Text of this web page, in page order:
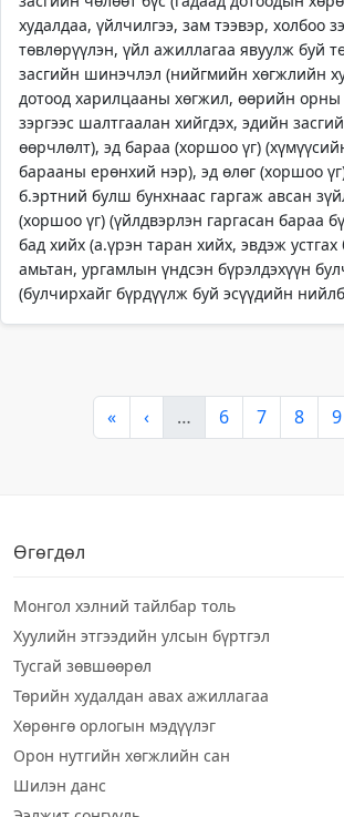
худалдаа, үйлчилгээ, зам тээвэр, холбоо
төвлөрүүлэн, үйл ажиллагаа явуулж буй
засгийн шинэчлэл (нийгмийн хөгжлийн
дотоод харилцааны хөгжил, өөрийн орны
зэргээс шалтгаалан хийгдэх, эдийн
өөрчлөлт), эд бараа (хоршоо үг)
барааны ерөнхий нэр), эд өлөг (хоршоо
б.эртний булш бунхнаас гаргаж авсан
(хоршоо үг) (үйлдвэрлэн гаргасан бараа
бад хийх (а.үрэн таран хийх, эвдэж устгах
амьтан, ургамлын үндсэн бүрэлдэхүүн
(булчирхайг бүрдүүлж буй эсүүдийн
« ‹ … 6 7 8 9
Өгөгдөл
Монгол хэлний тайлбар толь
Хуулийн этгээдийн улсын бүртгэл
Тусгай зөвшөөрөл
Төрийн худалдан авах ажиллагаа
Хөрөнгө орлогын мэдүүлэг
Орон нутгийн хөгжлийн сан
Шилэн данс